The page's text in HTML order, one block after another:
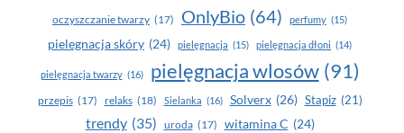
oczyszczanie twarzy (17) OnlyBio (64) perfumy (15)
pielegnacja skóry (24) pielęgnacja (15) pielęgnacja dłoni (14)
pielęgnacja twarzy (16) pielęgnacja wlosów (91)
przepis (17) relaks (18) Sielanka (16) Solverx (26) Stapiz (21)
trendy (35) uroda (17) witamina C (24)